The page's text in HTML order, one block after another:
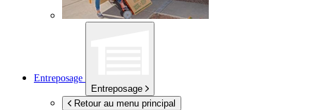
Entreposage
Entreposage
Retour au menu principal